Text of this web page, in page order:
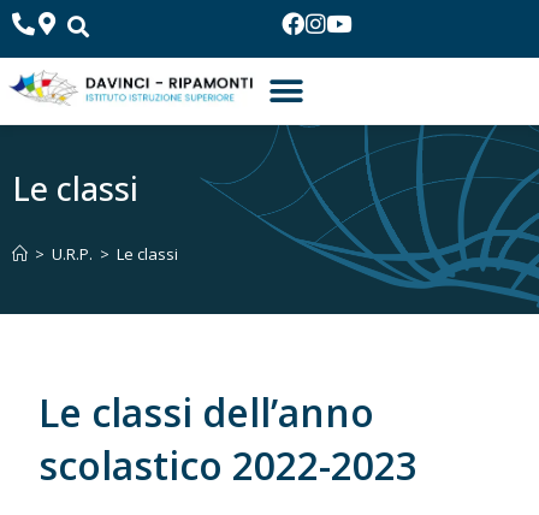
Le classi
> U.R.P. > Le classi
Le classi dell’anno
scolastico 2022-2023